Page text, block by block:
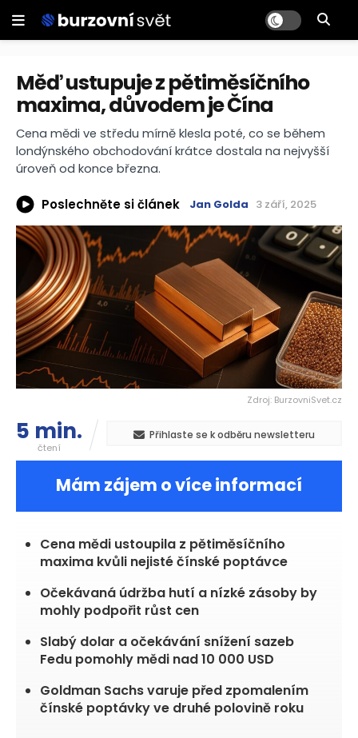
Měď ustupuje z pětiměsíčního
maxima, důvodem je Čína
Cena mědi ve středu mírně klesla poté, co se během
londýnského obchodování krátce dostala na nejvyšší
úroveň od konce března.
Poslechněte si článek Jan Golda 3 září, 2025
Zdroj: BurzovniSvet.cz
5 min.
čtení
Přihlaste se k odběru newsletteru
Mám zájem o více informací
Cena mědi ustoupila z pětiměsíčního
maxima kvůli nejisté čínské poptávce
Očekávaná údržba hutí a nízké zásoby by
mohly podpořit růst cen
Slabý dolar a očekávání snížení sazeb
Fedu pomohly mědi nad 10 000 USD
Goldman Sachs varuje před zpomalením
čínské poptávky ve druhé polovině roku